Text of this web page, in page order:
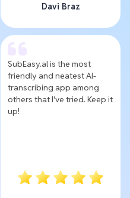
Davi Braz
SubEasy.al is the most
friendly and neatest AI-
transcribing app among
others that I've tried. Keep it
up!